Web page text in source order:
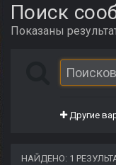
Поиск
Показаны
Другие
НАЙДЕНО: 1